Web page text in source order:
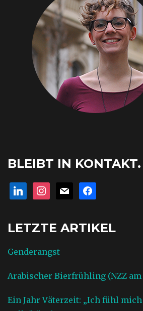
BLEIBT IN KONTAKT.
linkedininstagram
mail facebook
LETZTE ARTIKEL
Genderangst
Arabischer Bierfrühling (NZZ am
Ein Jahr Väterzeit: „Ich fühl